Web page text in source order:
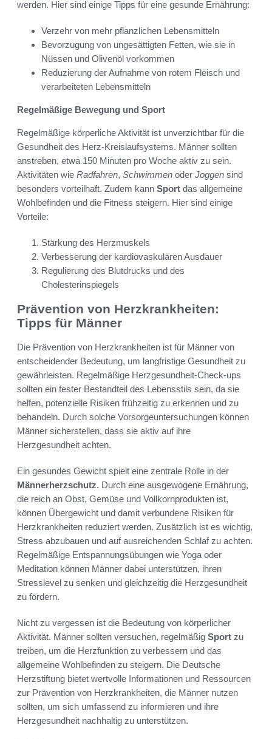
werden. Hier sind einige Tipps für eine gesunde Ernährung:
Verzehr von mehr pflanzlichen Lebensmitteln
Bevorzugung von ungesättigten Fetten, wie sie in
Nüssen und Olivenöl vorkommen
Reduzierung der Aufnahme von rotem Fleisch und
verarbeiteten Lebensmitteln
Regelmäßige Bewegung und Sport
Regelmäßige körperliche Aktivität ist unverzichtbar für die
Gesundheit des Herz-Kreislaufsystems. Männer sollten
anstreben, etwa 150 Minuten pro Woche aktiv zu sein.
Aktivitäten wie Radfahren, Schwimmen oder Joggen sind
besonders vorteilhaft. Zudem kann Sport das allgemeine
Wohlbefinden und die Fitness steigern. Hier sind einige
Vorteile:
Stärkung des Herzmuskels
Verbesserung der kardiovaskulären Ausdauer
Regulierung des Blutdrucks und des
Cholesterinspiegels
Prävention von Herzkrankheiten:
Tipps für Männer
Die Prävention von Herzkrankheiten ist für Männer von
entscheidender Bedeutung, um langfristige Gesundheit zu
gewährleisten. Regelmäßige Herzgesundheit-Check-ups
sollten ein fester Bestandteil des Lebensstils sein, da sie
helfen, potenzielle Risiken frühzeitig zu erkennen und zu
behandeln. Durch solche Vorsorgeuntersuchungen können
Männer sicherstellen, dass sie aktiv auf ihre
Herzgesundheit achten.
Ein gesundes Gewicht spielt eine zentrale Rolle in der
Männerherzschutz. Durch eine ausgewogene Ernährung,
die reich an Obst, Gemüse und Vollkornprodukten ist,
können Übergewicht und damit verbundene Risiken für
Herzkrankheiten reduziert werden. Zusätzlich ist es wichtig,
Stress abzubauen und auf ausreichenden Schlaf zu achten.
Regelmäßige Entspannungsübungen wie Yoga oder
Meditation können Männer dabei unterstützen, ihren
Stresslevel zu senken und gleichzeitig die Herzgesundheit
zu fördern.
Nicht zu vergessen ist die Bedeutung von körperlicher
Aktivität. Männer sollten versuchen, regelmäßig Sport zu
treiben, um die Herzfunktion zu verbessern und das
allgemeine Wohlbefinden zu steigern. Die Deutsche
Herzstiftung bietet wertvolle Informationen und Ressourcen
zur Prävention von Herzkrankheiten, die Männer nutzen
sollten, um sich umfassend zu informieren und ihre
Herzgesundheit nachhaltig zu unterstützen.